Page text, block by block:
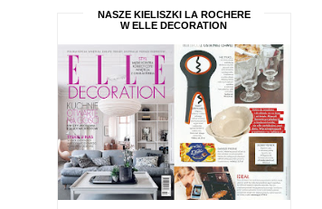
NASZE KIELISZKI LA ROCHERE
W ELLE DECORATION